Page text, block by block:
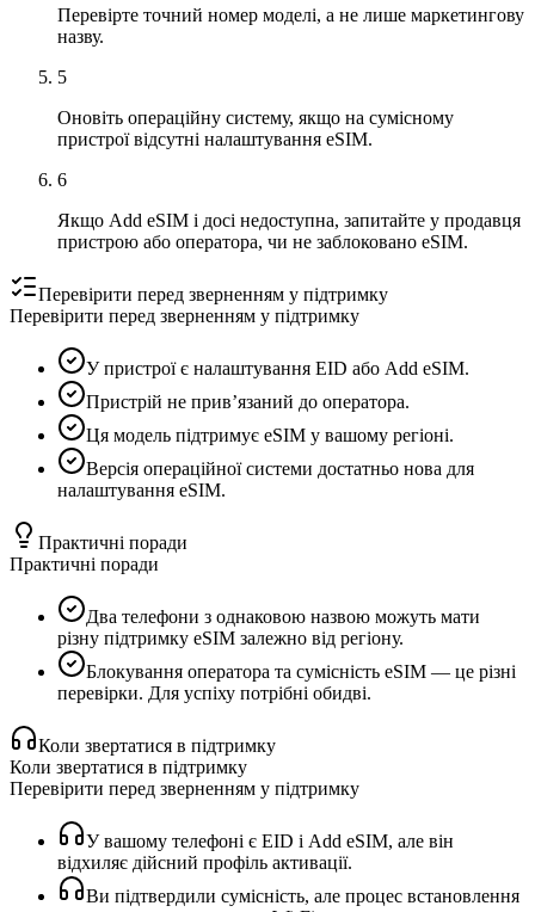
Перевірте точний номер моделі, а не лише маркетингову
назву.
5
Оновіть операційну систему, якщо на сумісному
пристрої відсутні налаштування eSIM.
6
Якщо Add eSIM і досі недоступна, запитайте у продавця
пристрою або оператора, чи не заблоковано eSIM.
Перевірити перед зверненням у підтримку
Перевірити перед зверненням у підтримку
У пристрої є налаштування EID або Add eSIM.
Пристрій не прив’язаний до оператора.
Ця модель підтримує eSIM у вашому регіоні.
Версія операційної системи достатньо нова для
налаштування eSIM.
Практичні поради
Практичні поради
Два телефони з однаковою назвою можуть мати
різну підтримку eSIM залежно від регіону.
Блокування оператора та сумісність eSIM — це різні
перевірки. Для успіху потрібні обидві.
Коли звертатися в підтримку
Коли звертатися в підтримку
Перевірити перед зверненням у підтримку
У вашому телефоні є EID і Add eSIM, але він
відхиляє дійсний профіль активації.
Ви підтвердили сумісність, але процес встановлення